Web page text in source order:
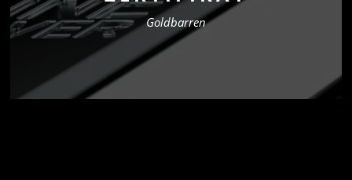
Goldbarren